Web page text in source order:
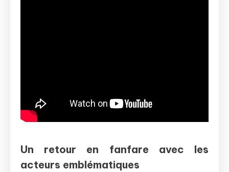
Un retour en fanfare avec les
acteurs emblématiques